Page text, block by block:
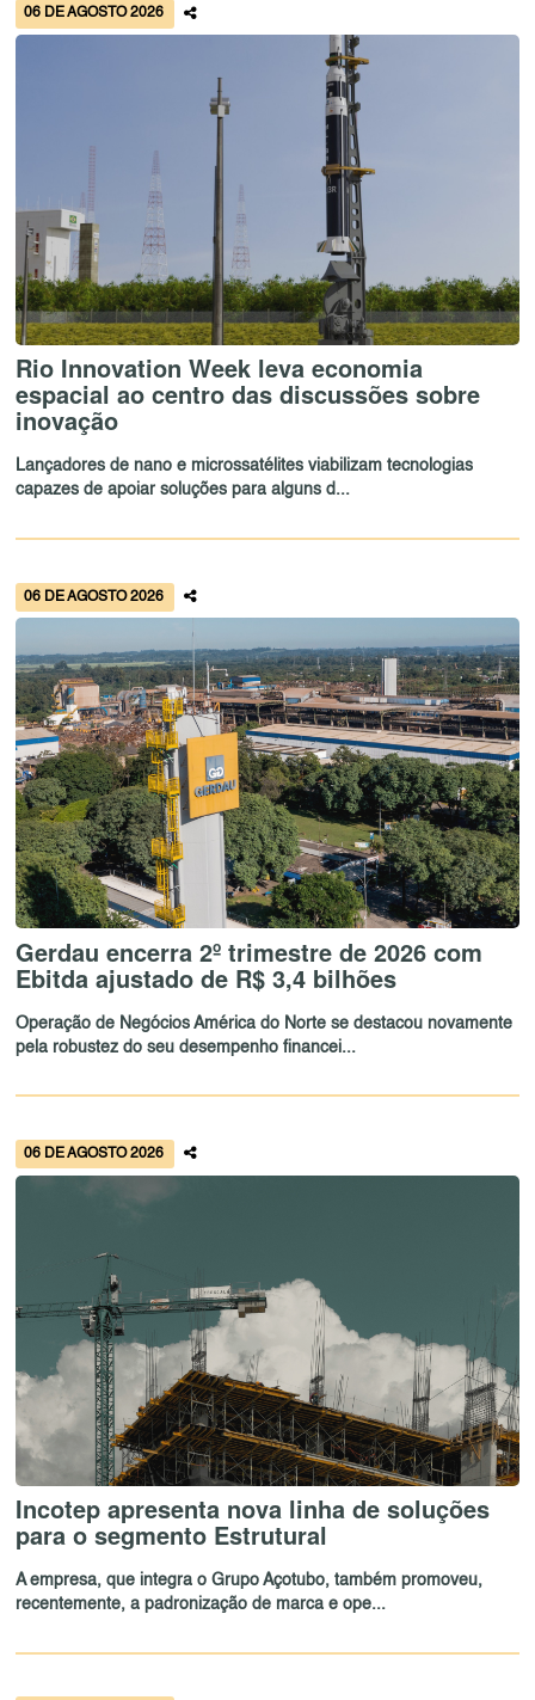
06 DE AGOSTO 2026
Rio Innovation Week leva economia
espacial ao centro das discussões sobre
inovação
Lançadores de nano e microssatélites viabilizam tecnologias
capazes de apoiar soluções para alguns d...
06 DE AGOSTO 2026
Gerdau encerra 2º trimestre de 2026 com
Ebitda ajustado de R$ 3,4 bilhões
Operação de Negócios América do Norte se destacou novamente
pela robustez do seu desempenho financei...
06 DE AGOSTO 2026
Incotep apresenta nova linha de soluções
para o segmento Estrutural
A empresa, que integra o Grupo Açotubo, também promoveu,
recentemente, a padronização de marca e ope...